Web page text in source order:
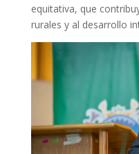
equitativa, que
rurales y al desarrollo